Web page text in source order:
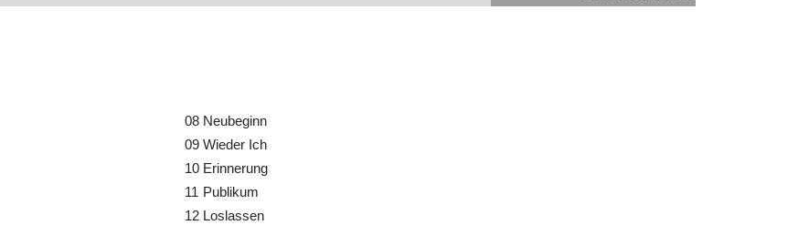
08 Neubeginn
09 Wieder Ich
10 Erinnerung
11 Publikum
12 Loslassen